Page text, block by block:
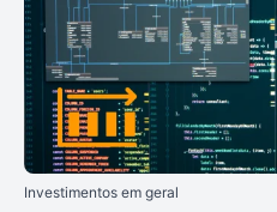
Investimentos em geral